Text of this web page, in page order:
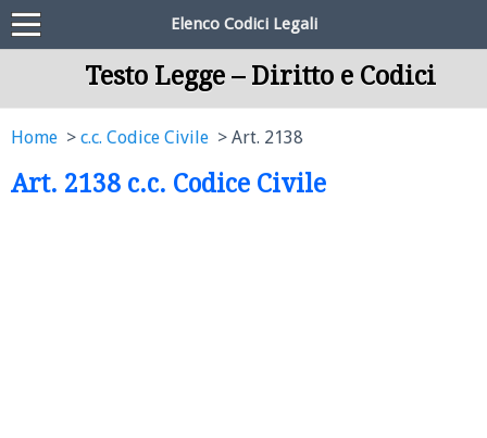
Elenco Codici Legali
Testo Legge – Diritto e Codici
Home c.c. Codice Civile Art. 2138
Art. 2138 c.c. Codice Civile